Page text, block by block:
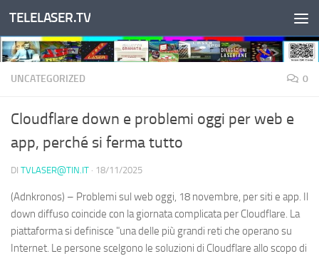
Salta al contenuto
TELELASER.TV
UNCATEGORIZED 0
Cloudflare down e problemi oggi per web e
app, perché si ferma tutto
DI TVLASER@TIN.IT · 18/11/2025
(Adnkronos) – Problemi sul web oggi, 18 novembre, per siti e app. Il
down diffuso coincide con la giornata complicata per Cloudflare. La
piattaforma si definisce "una delle più grandi reti che operano su
Internet. Le persone scelgono le soluzioni di Cloudflare allo scopo di